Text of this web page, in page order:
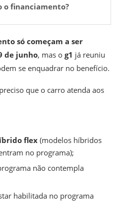
o financiamento?
só começam a ser
de junho, mas o g1 já reuniu
se enquadrar no benefício.
que o carro atenda aos
flex(modelos híbridos
no programa);
não contempla
habilitada no programa